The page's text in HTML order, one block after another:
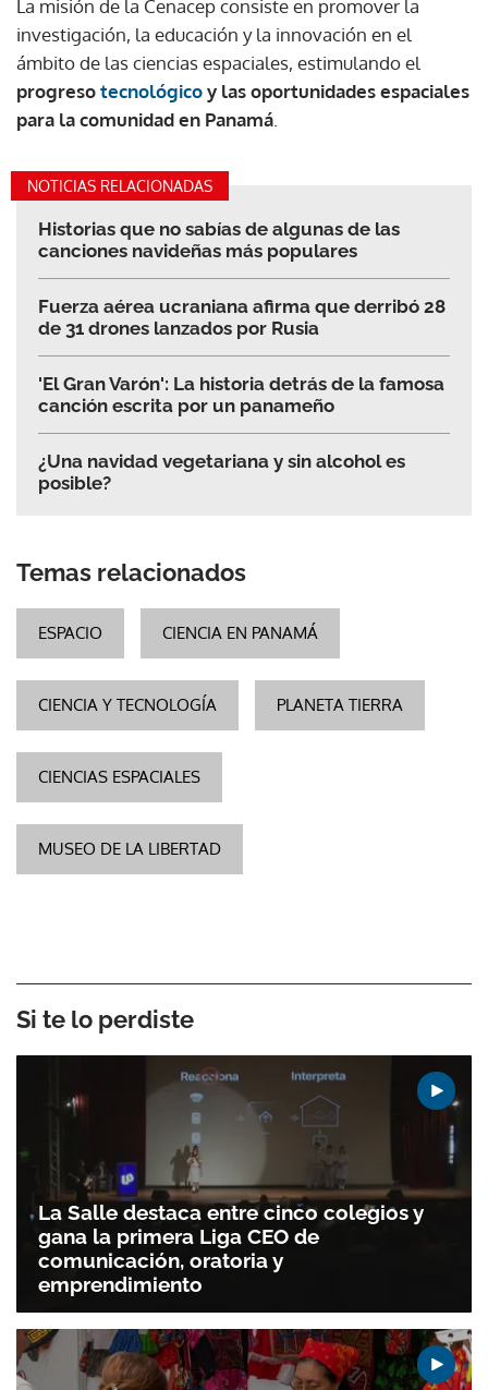
La misión de la Cenacep consiste en promover la
investigación, la educación y la innovación en el
ámbito de las ciencias espaciales, estimulando el
progresotecnológicoy las oportunidades espaciales
para la comunidad en Panamá.
NOTICIAS RELACIONADAS
Historias que no sabías de algunas de las
canciones navideñas más populares
Fuerza aérea ucraniana afirma que derribó 28
de 31 drones lanzados por Rusia
'El Gran Varón': La historia detrás de la famosa
canción escrita por un panameño
¿Una navidad vegetariana y sin alcohol es
posible?
Temas relacionados
ESPACIO CIENCIA EN PANAMÁ
CIENCIA Y TECNOLOGÍA PLANETA TIERRA
CIENCIAS ESPACIALES
MUSEO DE LA LIBERTAD
Si te lo perdiste
La Salle destaca entre cinco colegios y
gana la primera Liga CEO de
comunicación, oratoria y
emprendimiento